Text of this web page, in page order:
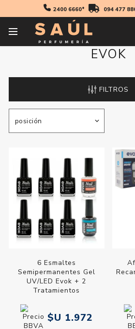
2400 6660* 094 477
EVOK
FILTROS
6 Esmaltes
Semipermanentes Gel
UV/LED Evok + 2
Tratamientos
$U 1.972